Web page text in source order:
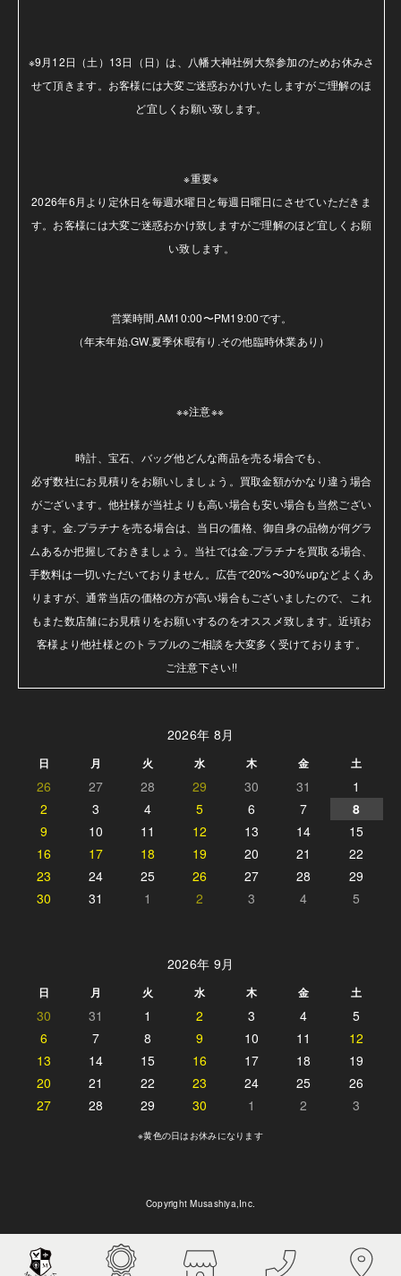
※9月12日（土）13日（日）は、八幡大神社例大祭参加のためお休みさ
せて頂きます。お客様には大変ご迷惑おかけいたしますがご理解のほ
ど宜しくお願い致します。
※重要※
2026年6月より定休日を毎週水曜日と毎週日曜日にさせていただきま
す。お客様には大変ご迷惑おかけ致しますがご理解のほど宜しくお願
い致します。
営業時間.AM10:00〜PM19:00です。
（年末年始.GW.夏季休暇有り.その他臨時休業あり）
※※注意※※
時計、宝石、バッグ他どんな商品を売る場合でも、
必ず数社にお見積りをお願いしましょう。買取金額がかなり違う場合
がございます。他社様が当社よりも高い場合も安い場合も当然ござい
ます。金.プラチナを売る場合は、当日の価格、御自身の品物が何グラ
ムあるか把握しておきましょう。当社では金.プラチナを買取る場合、
手数料は一切いただいておりません。広告で20%〜30%upなどよくあ
りますが、通常当店の価格の方が高い場合もございましたので、これ
もまた数店舗にお見積りをお願いするのをオススメ致します。近頃お
客様より他社様とのトラブルのご相談を大変多く受けております。
ご注意下さい!!
2026年 8月
日 月 火 水 木 金 土
26 27 28 29 30 31
1
2
3 4 5 6 7
8
9
10 11 12 13 14
15
16
17 18 19 20 21
22
23
24 25 26 27 28
29
30
31 1 2 3 4 5
2026年 9月
日 月 火 水 木 金 土
30 31 1 2 3 4
5
6
7 8 9 10 11
12
13
14 15 16 17 18
19
20
21 22 23 24 25
26
27
28 29 30 1 2 3
※黄色の日はお休みになります
Copyright Musashiya,Inc.